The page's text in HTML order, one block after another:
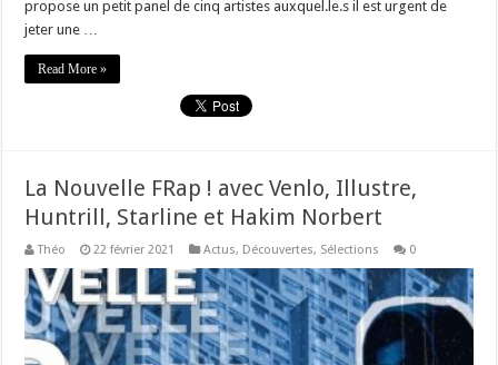
propose un petit panel de cinq artistes auxquel.le.s il est urgent de
jeter une …
Read More »
La Nouvelle FRap ! avec Venlo, Illustre,
Huntrill, Starline et Hakim Norbert
Théo 22 février 2021 Actus, Découvertes, Sélections 0